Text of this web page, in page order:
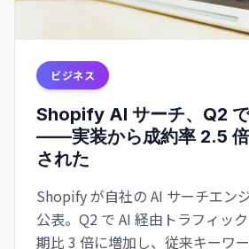
ビジネス
Shopify AI サーチ、Q2
——実装から成約率 2.5
された
Shopify が自社の AI サーチエン
公表。Q2 で AI 経由トラフィッ
期比 3 倍に増加し、従来キーワ